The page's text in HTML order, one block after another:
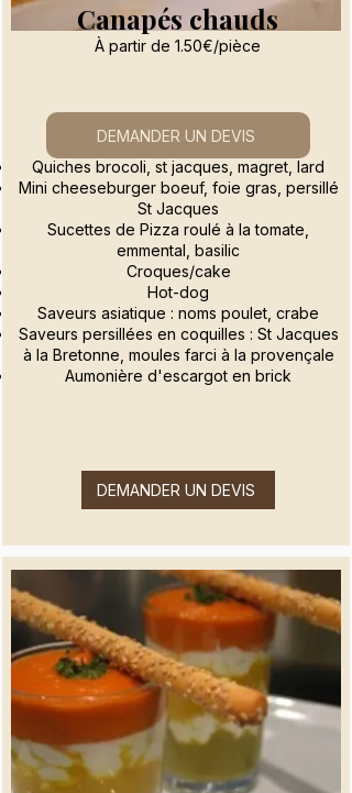
DEMANDER UN DEVIS
Canapés chauds
À partir de 1.50€/pièce
Quiches brocoli, st jacques, magret, lard
Mini cheeseburger boeuf, foie gras, persillé
St Jacques
Sucettes de Pizza roulé à la tomate,
emmental, basilic
Croques/cake
Hot-dog
Saveurs asiatique : noms poulet, crabe
Saveurs persillées en coquilles : St Jacques
à la Bretonne, moules farci à la provençale
Aumonière d'escargot en brick
DEMANDER UN DEVIS